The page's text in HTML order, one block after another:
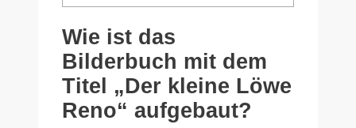
Wie ist das
Bilderbuch mit dem
Titel „Der kleine Löwe
Reno“ aufgebaut?